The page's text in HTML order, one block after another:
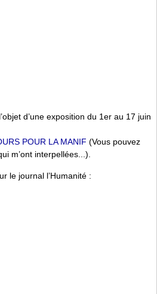
d’une exposition du 1er au 17 juin
POUR LA MANIF (Vous pouvez
m’ont interpellées...).
le journal l’Humanité :